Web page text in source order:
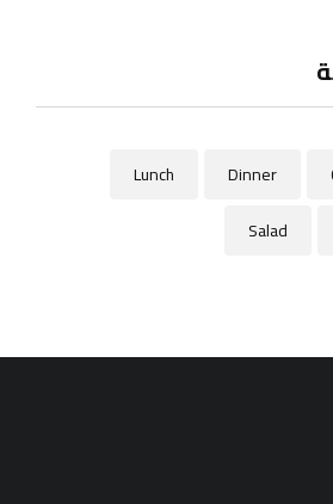
Dinner
Lunch
Salad